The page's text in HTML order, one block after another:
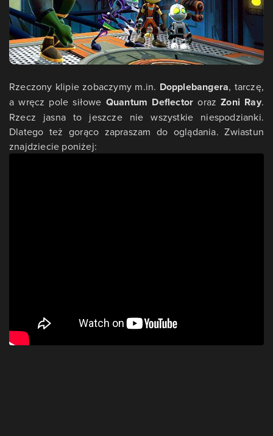
Rzeczony klipie zobaczymy m.in. Dopplebangera, tarczę,
a wręcz pole siłowe Quantum Deflector orazZoni Ray.
Rzecz jasna to jeszcze nie wszystkie niespodzianki.
Dlatego też gorąco zapraszam do oglądania. Zwiastun
znajdziecie poniżej: